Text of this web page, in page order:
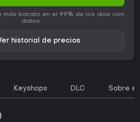
más barato en el 99% de los días con
datos.
historial de precios
Keyshops DLC Sobre